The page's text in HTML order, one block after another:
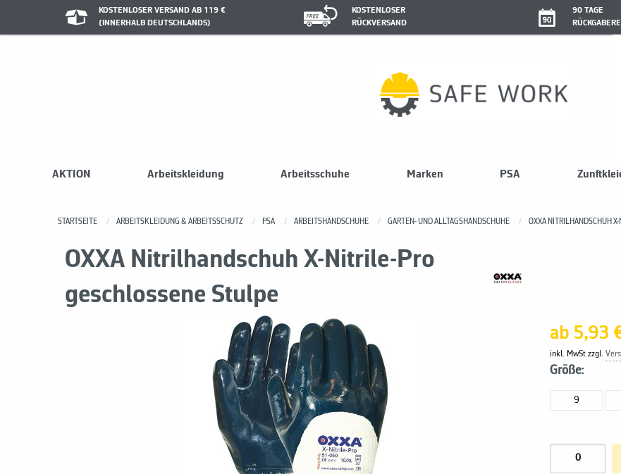
KOSTENLOSER VERSAND AB 119 €
(INNERHALB DEUTSCHLANDS)
KOSTENLOSER
RÜCKVERSAND
90 TAGE
AKTION Arbeitskleidung Arbeitsschuhe Marken PSA
STARTSEITE ARBEITSKLEIDUNG & ARBEITSSCHUTZ PSA ARBEITSHANDSCHUHE GARTEN- UND ALLTAGSHANDSCHUHE OXXA NITRILHANDSCHUH
OXXA Nitrilhandschuh X-Nitrile-Pro
geschlossene Stulpe
ab 5,93
inkl. MwSt zzgl.
Größe:
9